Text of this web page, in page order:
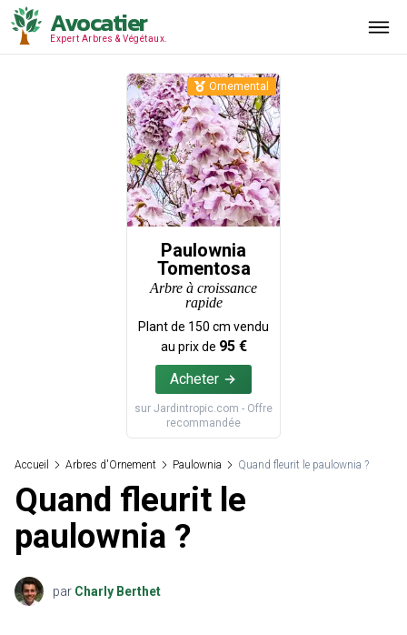
Avocatier
Expert Arbres & Végétaux.
Paulownia
Tomentosa
Arbre à croissance
rapide
Plant de 150 cm vendu
au prix de 95€
Acheter
sur Jardintropic.com - Offre
recommandée
Ornemental
Accueil Arbres d'Ornement Paulownia Quand fleurit le paulownia ?
Quand fleurit le
paulownia ?
par Charly Berthet